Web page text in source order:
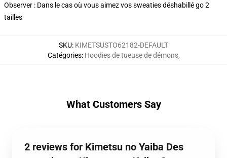
Observer : Dans le cas où vous aimez vos sweaties déshabillé go 2
tailles
SKU: KIMETSUSTO62182-DEFAULT
Catégories: Hoodies de tueuse de démons,
What Customers Say
2 reviews for Kimetsu no Yaiba Des